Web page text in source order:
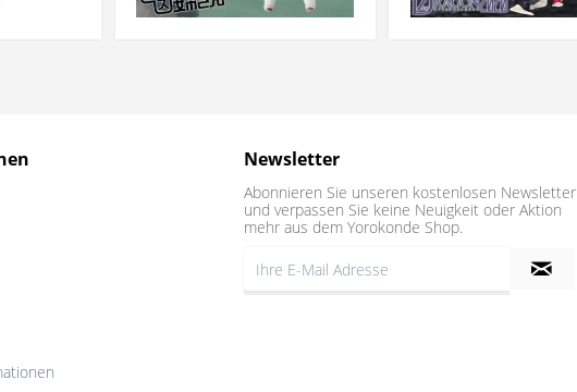
Newsletter
Abonnieren Sie unseren kostenlosen Newsletter
und verpassen Sie keine Neuigkeit oder Aktion
mehr aus dem Yorokonde Shop.